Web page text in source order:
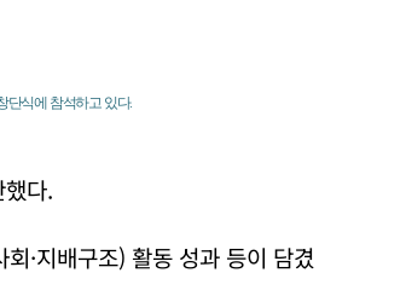
단식에 참석하고 있다.
다.
·지배구조) 활동 성과 등이 담겼